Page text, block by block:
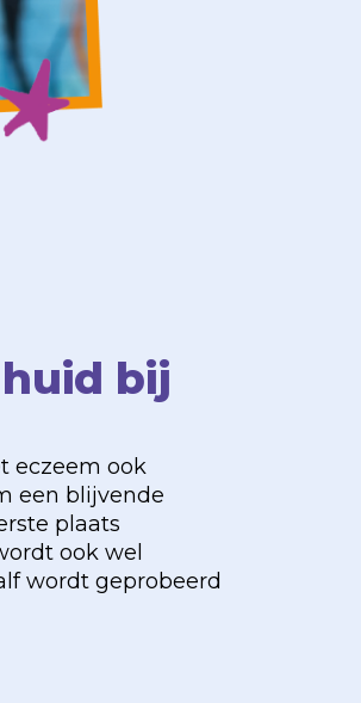
bij
eczeem ook
een blijvende
plaats
ook wel
wordt geprobeerd